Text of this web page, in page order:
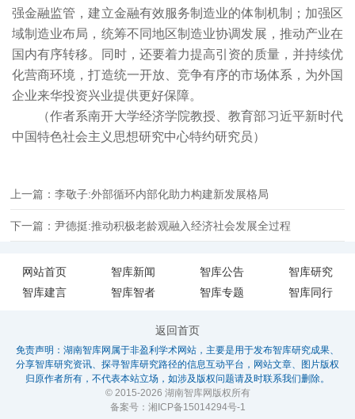
强金融监管，建立金融有效服务制造业的体制机制；加强区
域制造业布局，统筹不同地区制造业协调发展，推动产业在
国内有序转移。同时，还要着力提高引资的质量，并持续优
化营商环境，打造统一开放、竞争有序的市场体系，为外国
企业来华投资兴业提供更好保障。
（作者系南开大学经济学院教授、教育部习近平新时代
中国特色社会主义思想研究中心特约研究员）
上一篇：李敬子:外部循环内部化助力构建新发展格局
下一篇：尹德挺:推动积极老龄观融入经济社会发展全过程
网站首页 智库新闻 智库公告
智库研究
智库建言
智库智者 智库专题 智库同行
返回首页
免责声明：湖南智库网属于非盈利学术网站，主要是用于发布智库研究成果、
分享智库研究资讯、探寻智库研究路径的信息互动平台，网站文章、图片版权
归原作者所有，不代表本站立场，如涉及版权问题请及时联系我们删除。
© 2015-2026 湖南智库网版权所有
备案号： 湘ICP备15014294号-1